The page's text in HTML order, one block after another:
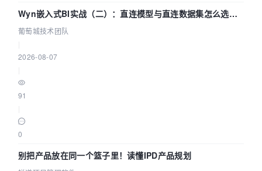
Wyn嵌入式BI实战（二）：直连模型与直连数据集怎么选，
参数为什么不生效？| 葡萄城技术团队
葡萄城技术团队
2026-08-07
91
0
别把产品放在同一个篮子里！读懂IPD产品规划